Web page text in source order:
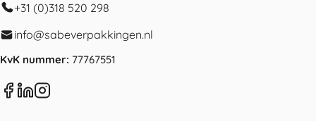
+31 (0)318 520 298
info@sabeverpakkingen.nl
KvK nummer: 77767551